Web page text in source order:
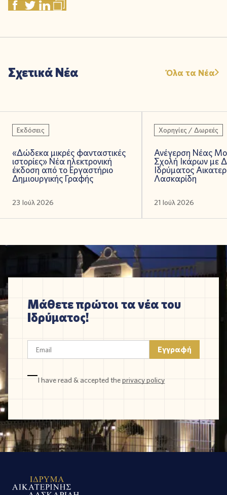
Σχετικά Νέα Όλα τα Νέα
Εκδόσεις
«Δώδεκα μικρές φανταστικές
ιστορίες» Νέα ηλεκτρονική
έκδοση από το Εργαστήριο
Δημιουργικής Γραφής
23 Ιούλ 2026
Χορηγίες / Δωρεές
Ανέγερση Νέας
Σχολή Ικάρων με
Ιδρύματος
Λασκαρίδη
21 Ιούλ 2026
Μάθετε πρώτοι τα νέα του
Ιδρύματος!
I have read & accepted theprivacy policy